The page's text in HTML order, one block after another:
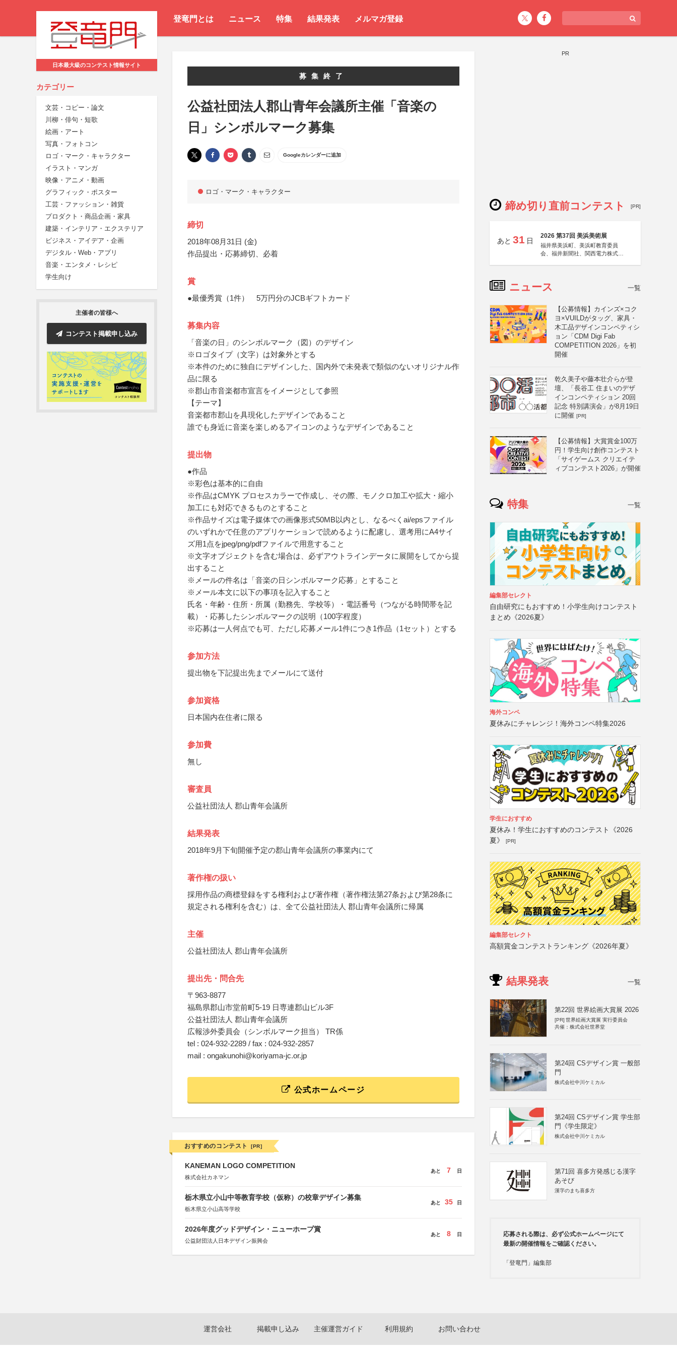
登竜門とは ニュース 特集 結果発表 メルマガ登録
日本最大級のコンテスト情報サイト
カテゴリー
文芸・コピー・論文
川柳・俳句・短歌
絵画・アート
写真・フォトコン
ロゴ・マーク・キャラクター
イラスト・マンガ
映像・アニメ・動画
グラフィック・ポスター
工芸・ファッション・雑貨
プロダクト・商品企画・家具
建築・インテリア・エクステリア
ビジネス・アイデア・企画
デジタル・Web・アプリ
音楽・エンタメ・レシピ
学生向け
主催者の皆様へ
コンテスト掲載申し込み
募集終了
公益社団法人郡山青年会議所主催「音楽の
日」シンボルマーク募集
Googleカレンダーに追加
ロゴ・マーク・キャラクター
締切
2018年08月31日 (金)
作品提出・応募締切、必着
賞
●最優秀賞（1件） 5万円分のJCBギフトカード
募集内容
「音楽の日」のシンボルマーク（図）のデザイン
※ロゴタイプ（文字）は対象外とする
※本件のために独自にデザインした、国内外で未発表で類似のないオリジナル作
品に限る
※郡山市音楽都市宣言をイメージとして参照
【テーマ】
音楽都市郡山を具現化したデザインであること
誰でも身近に音楽を楽しめるアイコンのようなデザインであること
提出物
●作品
※彩色は基本的に自由
※作品はCMYK プロセスカラーで作成し、その際、モノクロ加工や拡大・縮小
加工にも対応できるものとすること
※作品サイズは電子媒体での画像形式50MB以内とし、なるべくai/epsファイル
のいずれかで任意のアプリケーションで読めるように配慮し、選考用にA4サイ
ズ用1点をjpeg/png/pdfファイルで用意すること
※文字オブジェクトを含む場合は、必ずアウトラインデータに展開をしてから提
出すること
※メールの件名は「音楽の日シンボルマーク応募」とすること
※メール本文に以下の事項を記入すること
氏名・年齢・住所・所属（勤務先、学校等）・電話番号（つながる時間帯を記
載）・応募したシンボルマークの説明（100字程度）
※応募は一人何点でも可、ただし応募メール1件につき1作品（1セット）とする
参加方法
提出物を下記提出先までメールにて送付
参加資格
日本国内在住者に限る
参加費
無し
審査員
公益社団法人 郡山青年会議所
結果発表
2018年9月下旬開催予定の郡山青年会議所の事業内にて
著作権の扱い
採用作品の商標登録をする権利および著作権（著作権法第27条および第28条に
規定される権利を含む）は、全て公益社団法人 郡山青年会議所に帰属
主催
公益社団法人 郡山青年会議所
提出先・問合先
〒963-8877
福島県郡山市堂前町5-19 日専連郡山ビル3F
公益社団法人 郡山青年会議所
広報渉外委員会（シンボルマーク担当） TR係
tel : 024-932-2289 / fax : 024-932-2857
mail : ongakunohi@koriyama-jc.or.jp
公式ホームページ
おすすめのコンテスト [PR]
KANEMAN LOGO COMPETITION
株式会社カネマン
あと 7 日
栃木県立小山中等教育学校（仮称）の校章デザイン募集
栃木県立小山高等学校
あと 35 日
2026年度グッドデザイン・ニューホープ賞
公益財団法人日本デザイン振興会
あと 8 日
PR
締め切り直前コンテスト [PR]
あと 31 日
2026 第37回 美浜美術展
福井県美浜町、美浜町教育委員
会、福井新聞社、関西電力株式会
ニュース 一覧
【公募情報】カインズ×コク
ヨ×VUILDがタッグ、家具・
木工品デザインコンペティシ
ョン「CDM Digi Fab
COMPETITION 2026」を初
開催
乾久美子や藤本壮介らが登
壇、「長谷工 住まいのデザ
インコンペティション 20回
記念 特別講演会」が8月19日
に開催 [PR]
【公募情報】大賞賞金100万
円！学生向け創作コンテスト
「サイゲームス クリエイテ
ィブコンテスト2026」が開催
特集 一覧
編集部セレクト
自由研究にもおすすめ！小学生向けコンテスト
まとめ《2026夏》
海外コンペ
夏休みにチャレンジ！海外コンペ特集2026
学生におすすめ
夏休み！学生におすすめのコンテスト《2026
夏》
[PR]
編集部セレクト
高額賞金コンテストランキング《2026年夏》
結果発表 一覧
第22回 世界絵画大賞展 2026
[PR] 世界絵画大賞展 実行委員会
共催：株式会社世界堂
第24回 CSデザイン賞 一般部
門
株式会社中川ケミカル
第24回 CSデザイン賞 学生部
門《学生限定》
株式会社中川ケミカル
第71回 喜多方発感じる漢字
あそび
漢字のまち喜多方
応募される際は、必ず公式ホームページにて
最新の開催情報をご確認ください。
「登竜門」編集部
運営会社 掲載申し込み 主催運営ガイド 利用規約 お問い合わせ